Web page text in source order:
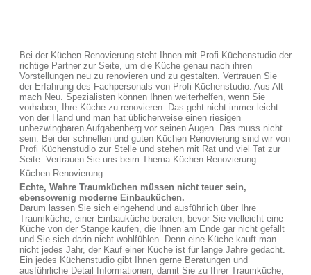
Bei der Küchen Renovierung steht Ihnen mit Profi Küchenstudio der
richtige Partner zur Seite, um die Küche genau nach ihren
Vorstellungen neu zu renovieren und zu gestalten. Vertrauen Sie
der Erfahrung des Fachpersonals von Profi Küchenstudio. Aus Alt
mach Neu. Spezialisten können Ihnen weiterhelfen, wenn Sie
vorhaben, Ihre Küche zu renovieren. Das geht nicht immer leicht
von der Hand und man hat üblicherweise einen riesigen
unbezwingbaren Aufgabenberg vor seinen Augen. Das muss nicht
sein. Bei der schnellen und guten Küchen Renovierung sind wir von
Profi Küchenstudio zur Stelle und stehen mit Rat und viel Tat zur
Seite. Vertrauen Sie uns beim Thema Küchen Renovierung.
Küchen Renovierung
Echte, Wahre Traumküchen müssen nicht teuer sein,
ebensowenig moderne Einbauküchen.
Darum lassen Sie sich eingehend und ausführlich über Ihre
Traumküche, einer Einbauküche beraten, bevor Sie vielleicht eine
Küche von der Stange kaufen, die Ihnen am Ende gar nicht gefällt
und Sie sich darin nicht wohlfühlen. Denn eine Küche kauft man
nicht jedes Jahr, der Kauf einer Küche ist für lange Jahre gedacht.
Ein jedes Küchenstudio gibt Ihnen gerne Beratungen und
ausführliche Detail Informationen, damit Sie zu Ihrer Traumküche,